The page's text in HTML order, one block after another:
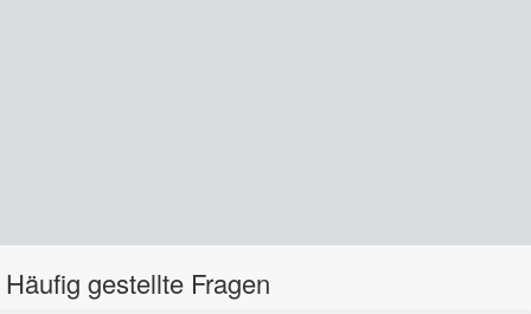
Häufig gestellte Fragen